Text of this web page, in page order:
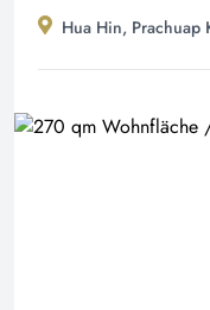
Hua Hin, Prachuap